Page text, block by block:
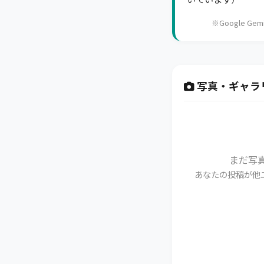
※Google
写真・ギャラ
まだ写
あなたの投稿が他